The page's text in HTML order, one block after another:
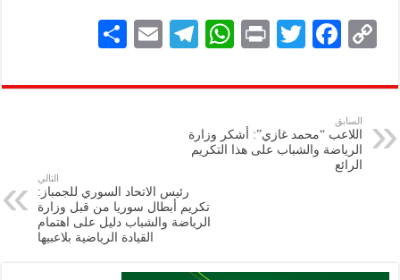
C
p
y
Li
n
F
eb
k
T
tt
P
nt
W
at
A
p
Te
gr
E
ai
ar
السابق
اللاعب “محمد غازي”: أشكر وزارة
الرياضة والشباب على هذا التكريم
الرائع
التالي
رئيس الاتحاد السوري للجمباز:
تكريم أبطال سوريا من قبل وزارة
الرياضة والشباب دليل على اهتمام
القيادة الرياضية بلاعبيها